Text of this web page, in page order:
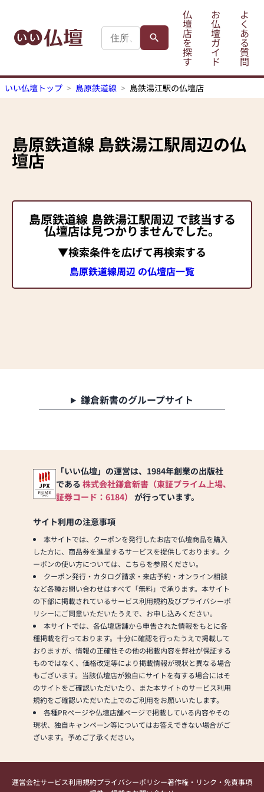
仏
壇
店
を
探
す
お
仏
壇
ガ
イ
ド
よ
く
あ
る
質
問
いい仏壇トップ 島原鉄道線 島鉄湯江駅の仏壇店
島原鉄道線 島鉄湯江駅周辺の仏
壇店
島原鉄道線 島鉄湯江駅周辺 で該当する
仏壇店は見つかりませんでした。
▼検索条件を広げて再検索する
島原鉄道線周辺 の仏壇店一覧
鎌倉新書のグループサイト
「いい仏壇」の運営は、1984年創業の出版社
である 株式会社鎌倉新書（東証プライム上場、
証券コード：6184） が行っています。
サイト利用の注意事項
本サイトでは、クーポンを発行したお店で仏壇商品を購入
した方に、商品券を進呈するサービスを提供しております。ク
ーポンの使い方については、こちらを参照ください。
クーポン発行・カタログ請求・来店予約・オンライン相談
など各種お問い合わせはすべて「無料」で承ります。本サイト
の下部に掲載されているサービス利用規約及びプライバシーポ
リシーにご同意いただいたうえで、お申し込みください。
本サイトでは、各仏壇店舗から申告された情報をもとに各
種掲載を行っております。十分に確認を行ったうえで掲載して
おりますが、情報の正確性その他の掲載内容を弊社が保証する
ものではなく、価格改定等により掲載情報が現状と異なる場合
もございます。当該仏壇店が独自にサイトを有する場合にはそ
のサイトをご確認いただいたり、また本サイトのサービス利用
規約をご確認いただいた上でのご利用をお願いいたします。
各種PRページや仏壇店舗ページで掲載している内容やその
現状、独自キャンペーン等についてはお答えできない場合がご
ざいます。予めご了承ください。
運営会社サービス利用規約プライバシーポリシー著作権・リンク・免責事項